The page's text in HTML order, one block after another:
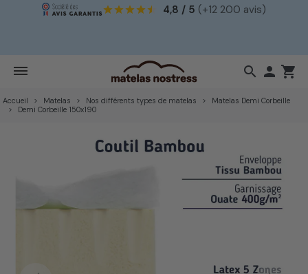
4,8 / 5 (+12 200 avis)
search  shopping_cart
Accueil Matelas Nos différents types de matelas
Matelas Demi Corbeille
Demi Corbeille 150x190